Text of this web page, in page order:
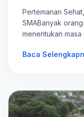
Pertemanan
SMABanyak
menentukan
Baca